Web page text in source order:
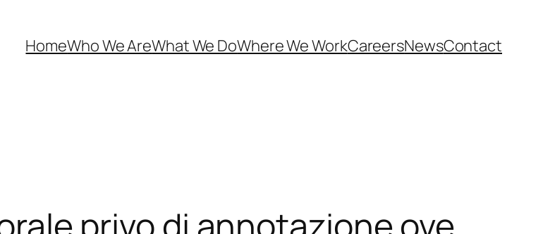
HomeWho We AreWhat We DoWhere We WorkCareersNewsContact